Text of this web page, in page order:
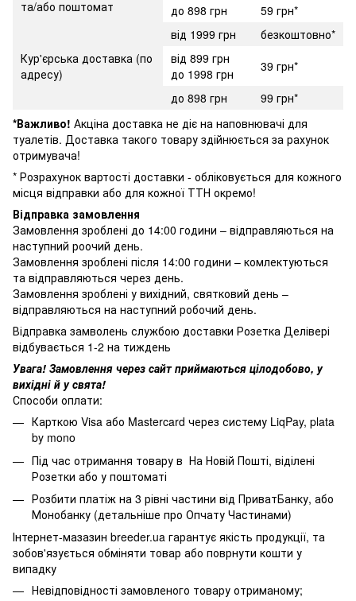
та/або поштомат
до 898 грн
59 грн*
Кур'єрська доставка (по
адресу)
від 1999 грн
безкоштовно*
від 899 грн
до 1998 грн
39 грн*
до 898 грн
99 грн*
*Важливо! Акціна доставка не діє на наповнювачі для
туалетів. Доставка такого товару здійнюється за рахунок
отримувача!
* Розрахунок вартості доставки - обліковується для кожного
місця відправки або для кожної ТТН окремо!
Відправка замовлення
Замовлення зроблені до 14:00 години – відправляються на
наступний роочий день.
Замовлення зроблені після 14:00 години – комлектуються
та відправляються через день.
Замовлення зроблені у вихідний, святковий день –
відправляються на наступний робочий день.
Відправка замволень службою доставки Розетка Делівері
відбувається 1-2 на тиждень
Увага! Замовлення через сайт приймаються цілодобово, у
вихідні й у свята!
Способи оплати:
Карткою Visa або Mastercard через систему LiqPay, plata
by mono
Під час отримання товару в На Новій Пошті, віділені
Розетки або у поштоматі
Розбити платіж на 3 рівні частини від ПриватБанку, або
Монобанку (детальніше про Опчату Частинами)
Інтернет-мазазин breeder.ua гарантує якість продукції, та
зобов'язується обміняти товар або поврнути кошти у
випадку
Невідповідності замовленого товару отриманому;